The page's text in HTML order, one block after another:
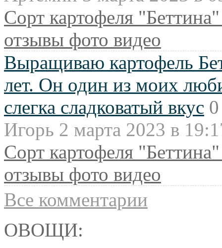
Сорт картофеля
отзывы фото видео
Выращиваю картофель
лет. Он один из моих
слегка сладковатый вкус 0
Игорь 2 марта 2023 в
Сорт картофеля
отзывы фото видео
Все комментарии
ОВОЩИ: